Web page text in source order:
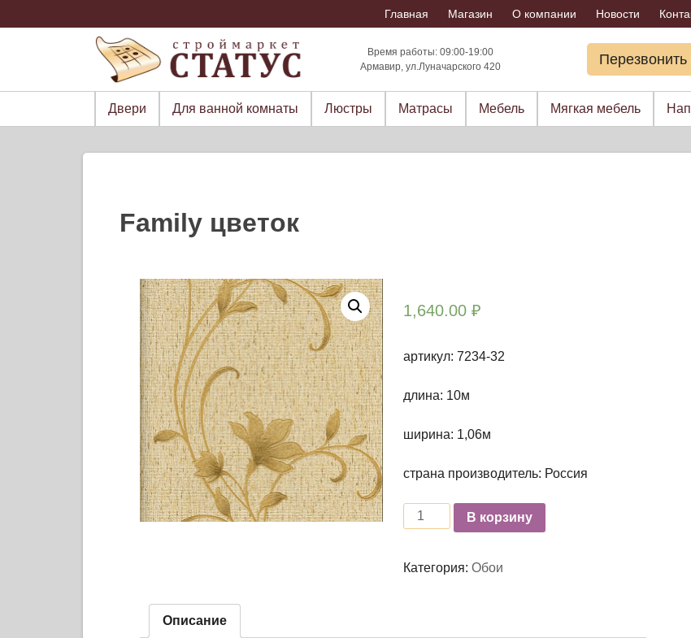
to
Главная Магазин О компании Новости
Время работы: 09:00-19:00
Армавир, ул.Луначарского 420
Двери Для ванной комнаты Люстры Матрасы Мебель Мягкая мебель
Family цветок
1,640.00₽
артикул: 7234-32
длина: 10м
ширина: 1,06м
страна производитель: Россия
КоличествоВ корзину
Категория:Обои
Описание